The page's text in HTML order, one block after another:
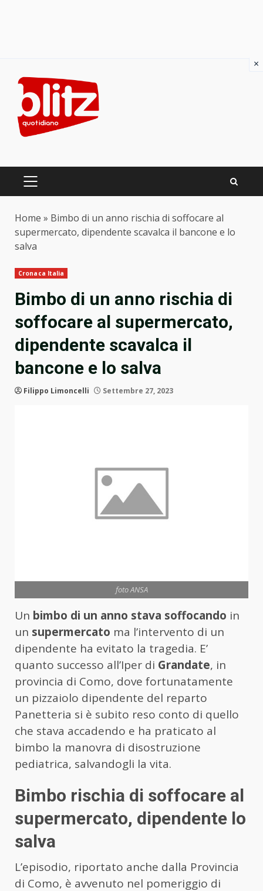
content
PRIMARY
Home » Bimbo di un anno rischia di soffocare al
supermercato, dipendente scavalca il bancone e lo
salva
Cronaca Italia
Bimbo di un anno rischia di
soffocare al supermercato,
dipendente scavalca il
bancone e lo salva
Filippo Limoncelli Settembre 27, 2023
foto ANSA
Un bimbo di un anno stava soffocando in
un supermercato ma l’intervento di un
dipendente ha evitato la tragedia. E’
quanto successo all’Iper di Grandate, in
provincia di Como, dove fortunatamente
un pizzaiolo dipendente del reparto
Panetteria si è subito reso conto di quello
che stava accadendo e ha praticato al
bimbo la manovra di disostruzione
pediatrica, salvandogli la vita.
Bimbo rischia di soffocare al
supermercato, dipendente lo
salva
L’episodio, riportato anche dalla Provincia
di Como, è avvenuto nel pomeriggio di
×